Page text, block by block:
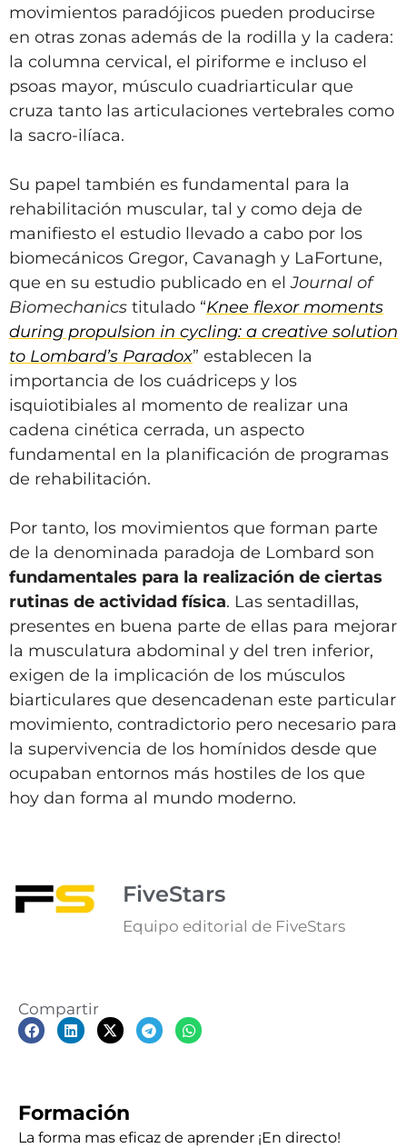
movimientos paradójicos pueden producirse
en otras zonas además de la rodilla y la cadera:
la columna cervical, el piriforme e incluso el
psoas mayor, músculo cuadriarticular que
cruza tanto las articulaciones vertebrales como
la sacro-ilíaca.
Su papel también es fundamental para la
rehabilitación muscular, tal y como deja de
manifiesto el estudio llevado a cabo por los
biomecánicos Gregor, Cavanagh y LaFortune,
que en su estudio publicado en elJournal of
Biomechanics titulado “Knee flexor moments
during propulsion in cycling: a creative solution
to Lombard’s Paradox” establecen la
importancia de los cuádriceps y los
isquiotibiales al momento de realizar una
cadena cinética cerrada, un aspecto
fundamental en la planificación de programas
de rehabilitación.
Por tanto, los movimientos que forman parte
de la denominada paradoja de Lombard son
fundamentales para la realización de ciertas
rutinas de actividad física. Las sentadillas,
presentes en buena parte de ellas para mejorar
la musculatura abdominal y del tren inferior,
exigen de la implicación de los músculos
biarticulares que desencadenan este particular
movimiento, contradictorio pero necesario para
la supervivencia de los homínidos desde que
ocupaban entornos más hostiles de los que
hoy dan forma al mundo moderno.
FiveStars
Equipo editorial de FiveStars
Compartir
Formación
La forma mas eficaz de aprender ¡En directo!